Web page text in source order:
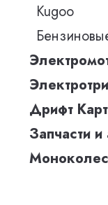
Kugoo
Дрифт Карт
Запчасти